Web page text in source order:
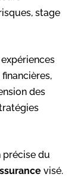
stage
des
précise du
visé.